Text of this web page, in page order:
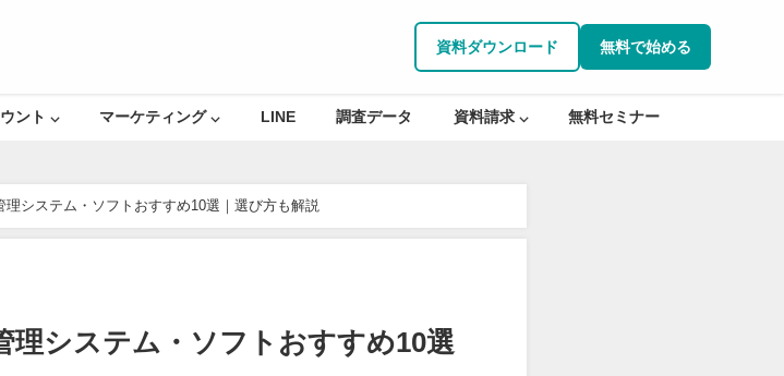
資料ダウンロード 無料で始める
ント ⌵ マーケティング ⌵ LINE 調査データ 資料請求 ⌵ 無料セミナー
理システム・ソフトおすすめ10選｜選び方も解説
理システム・ソフトおすすめ10選